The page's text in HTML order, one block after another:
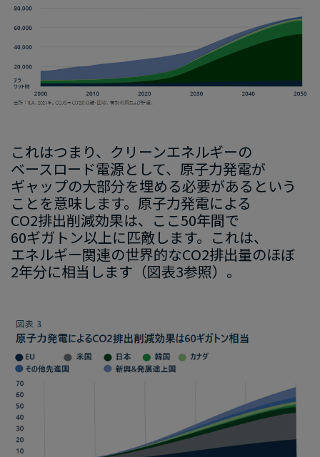
これは​つまり、​クリーンエネルギーの​
ベースロード電源と​して、 ​原子力発電が​
ギャップの​大部分を​埋める​必要が​あると​いう​
ことを​意味します。 ​原子力発電に​よる
CO2排出削減効果は、​ここ50年間で
60ギガトン以上に​匹敵します。 ​これは、​
エネルギー関連の​世界的な​CO2排出量の​ほぼ
2年分に​相当 します ​（図表3参照）。
画
像